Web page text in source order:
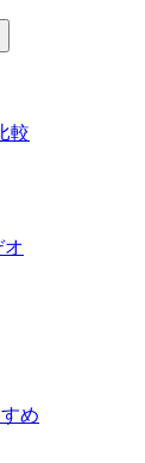
較
オ
め